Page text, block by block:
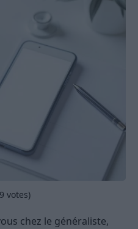
9 votes)
chez le généraliste,